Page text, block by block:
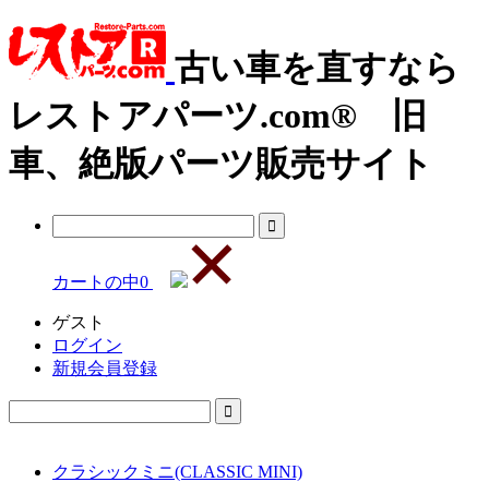
古い車を直すなら
レストアパーツ.com® 旧
車、絶版パーツ販売サイト
カートの中0
ゲスト
ログイン
新規会員登録
クラシックミニ(CLASSIC MINI)